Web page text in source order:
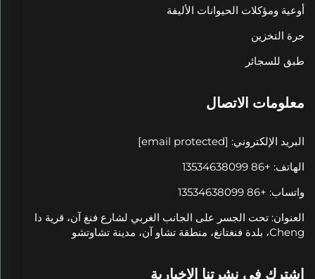
أوعية ومؤكلات الحيوانات الأليفة
جرة التخزين
طبق للسجائر
معلومات الاتصال
البريد الإلكتروني: [email protected]
الهاتف: +86 13534638099
واتساب: +86 13534638099
العنوان: تحت الجسر على الجانب الغربي لشارع فنغ آن، قرية دا
Cheng، بلدة فنغتانغ، منطقة تشاو آن، مدينة تشاوتشو
اشترك في نشرتنا الإخبارية